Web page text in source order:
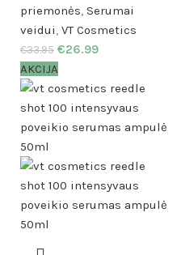
priemonės, Serumai
veidui, VT Cosmetics
€33.95 €26.99
AKCIJA